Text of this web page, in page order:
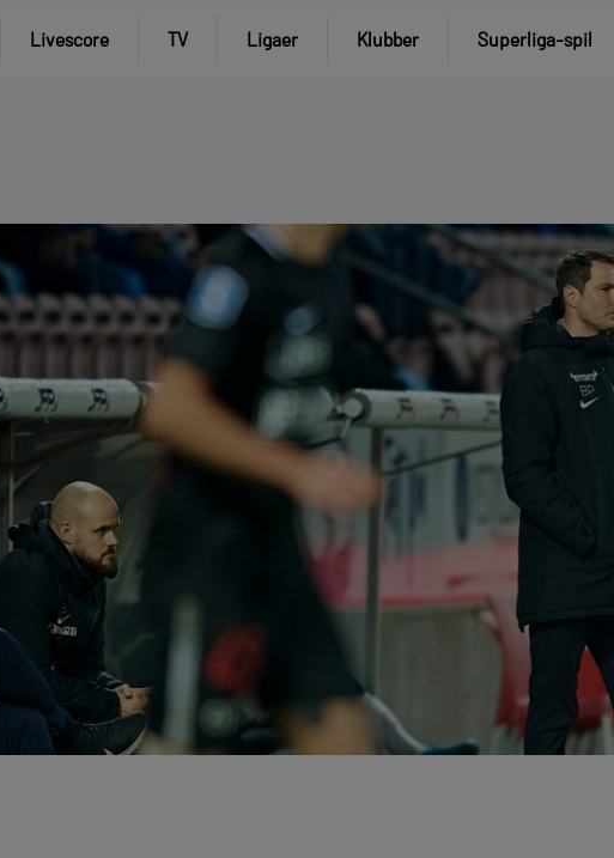
Livescore TV Ligaer Klubber Superliga-spil